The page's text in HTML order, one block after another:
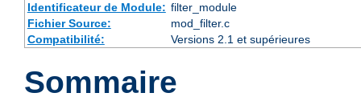
Identificateur de Module: filter_module
Fichier Source:
mod_filter.c
Compatibilité:
Versions 2.1 et supérieures
Sommaire